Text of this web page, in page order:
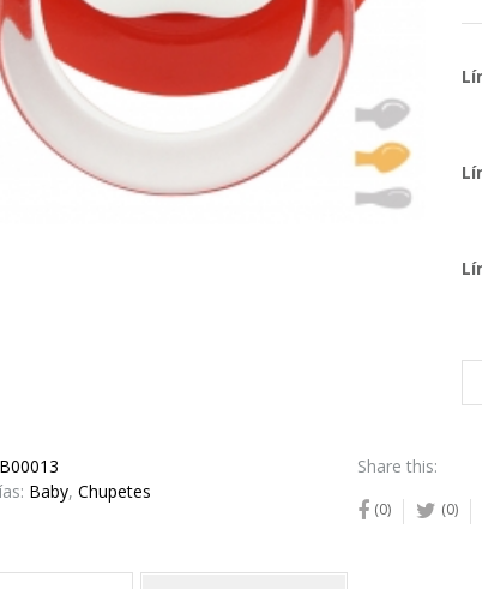
Baby, Chupetes
Share this:
(0) (0)